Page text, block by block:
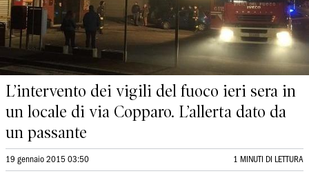
L’intervento dei vigili del fuoco ieri sera in
un locale di via Copparo. L’allerta dato da
un passante
19 gennaio 2015 03:50 1 MINUTI DI LETTURA